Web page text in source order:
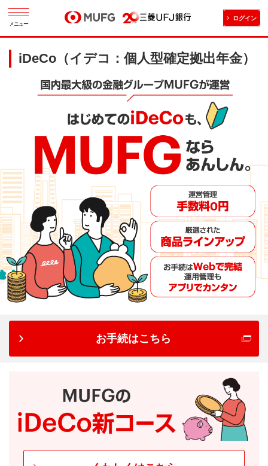
メニュー
ログイン
iDeCo（イデコ：個人型確定拠出年金）
お手続はこちら